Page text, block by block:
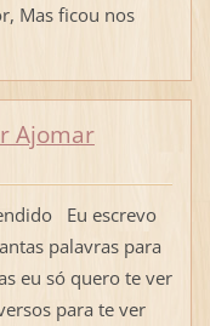
Mas ficou nos
Ajomar
Eu escrevo
palavras para
eu só quero te ver
para te ver